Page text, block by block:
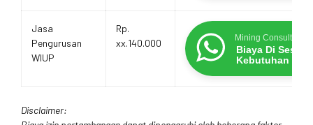
Jasa
Pengurusan
WIUP
Rp.
xx.140.000
Mining Consultants
Biaya Di
Kebutuhan
Disclaimer: